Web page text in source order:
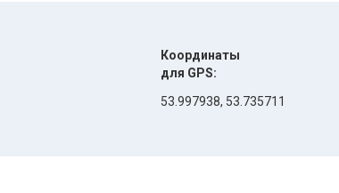
Координаты
для GPS:
53.997938, 53.735711